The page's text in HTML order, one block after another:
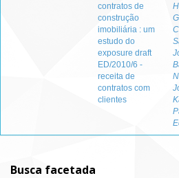
contratos de
construção
imobiliária : um
estudo do
exposure draft
ED/2010/6 -
receita de
contratos com
clientes
Busca facetada